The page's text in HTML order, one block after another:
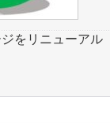
をリニューアル